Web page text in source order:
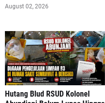
August 02, 2026
‎Hutang Blud RSUD Kolonel